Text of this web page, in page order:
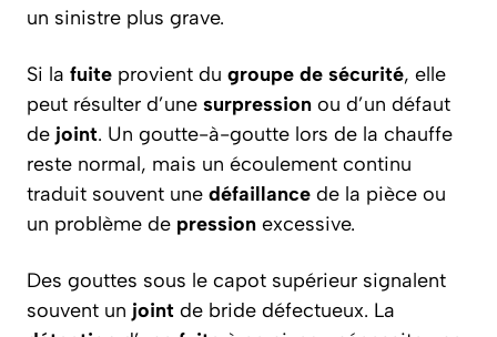
un sinistre plus grave.
Si la fuite provient du groupe de sécurité, elle
peut résulter d’une surpression ou d’un défaut
de joint. Un goutte-à-goutte lors de la chauffe
reste normal, mais un écoulement continu
traduit souvent une défaillance de la pièce ou
un problème de pression excessive.
Des gouttes sous le capot supérieur signalent
souvent un joint de bride défectueux. La